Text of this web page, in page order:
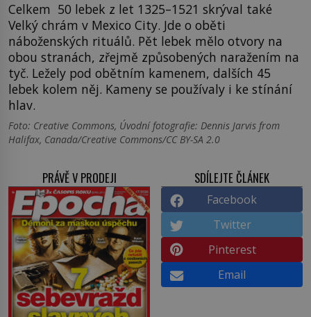
Celkem 50 lebek z let 1325–1521 skrýval také
Velký chrám v Mexico City. Jde o oběti
náboženských rituálů. Pět lebek mělo otvory na
obou stranách, zřejmě způsobených naražením na
tyč. Ležely pod obětním kamenem, dalších 45
lebek kolem něj. Kameny se používaly i ke stínání
hlav.
Foto: Creative Commons, Úvodní fotografie: Dennis Jarvis from
Halifax, Canada/Creative Commons/CC BY-SA 2.0
PRÁVĚ V PRODEJI SDÍLEJTE ČLÁNEK
Facebook
Twitter
Pinterest
Email